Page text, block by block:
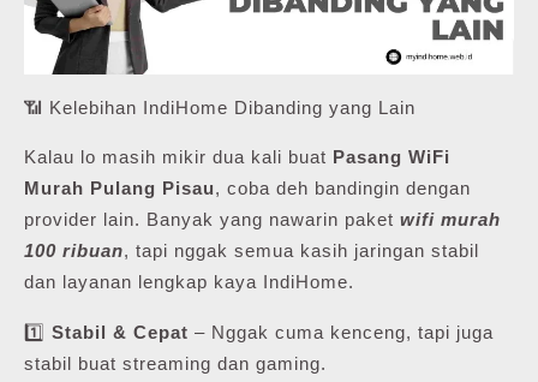
📶 Kelebihan IndiHome Dibanding yang Lain
Kalau lo masih mikir dua kali buat Pasang WiFi
Murah Pulang Pisau, coba deh bandingin dengan
provider lain. Banyak yang nawarin paket wifi murah
100 ribuan, tapi nggak semua kasih jaringan stabil
dan layanan lengkap kaya IndiHome.
1️⃣ Stabil & Cepat – Nggak cuma kenceng, tapi juga
stabil buat streaming dan gaming.